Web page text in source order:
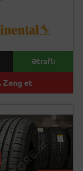
Ətraflı
Zəng et